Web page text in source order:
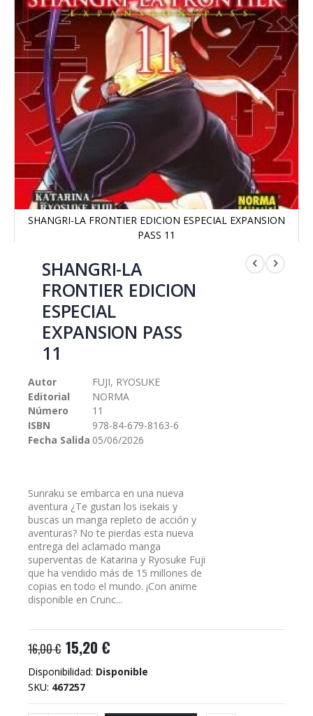
SHANGRI-LA FRONTIER EDICION ESPECIAL EXPANSION
PASS 11
comienzo
imágenes
SHANGRI-LA
FRONTIER EDICION
ESPECIAL
EXPANSION PASS
11
Autor
FUJI, RYOSUKE
Editorial
NORMA
Número
11
ISBN
978-84-679-8163-6
Fecha Salida 05/06/2026
Sunraku se embarca en una nueva
aventura ¿Te gustan los isekais y
buscas un manga repleto de acción y
aventuras? No te pierdas esta nueva
entrega del aclamado manga
superventas de Katarina y Ryosuke Fuji
que ha vendido más de 15 millones de
copias en todo el mundo. ¡Con anime
disponible en Crunc...
16,00 € 15,20 €
Disponibilidad: Disponible
SKU 467257